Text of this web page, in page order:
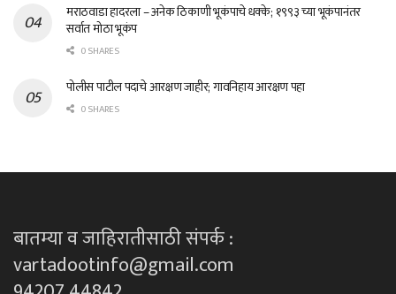
मराठवाडा हादरला – अनेक ठिकाणी भूकंपाचे धक्के; १९९३ च्या भूकंपानंतर
सर्वात मोठा भूकंप
0 SHARES
पोलीस पाटील पदाचे आरक्षण जाहीर; गावनिहाय आरक्षण पहा
0 SHARES
बातम्या व जाहिरातीसाठी संपर्क :
vartadootinfo@gmail.com